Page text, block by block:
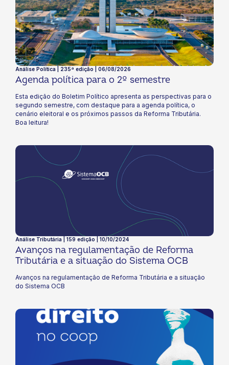
Análise Política | 235ª edição | 06/08/2026
Agenda política para o 2º semestre​
Esta edição do Boletim Político apresenta as perspectivas para o
segundo semestre, com destaque para a agenda política, o
cenário eleitoral e os próximos passos da Reforma Tributária.
Boa leitura!
Análise Tributária | 159 edição | 10/10/2024
Avanços na regulamentação de Reforma
Tributária e a situação do Sistema OCB
Avanços na regulamentação de Reforma Tributária e a situação
do Sistema OCB